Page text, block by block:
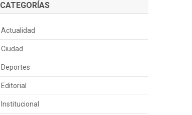
CATEGORÍAS
Actualidad
Ciudad
Deportes
Editorial
Institucional